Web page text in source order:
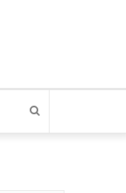
Search